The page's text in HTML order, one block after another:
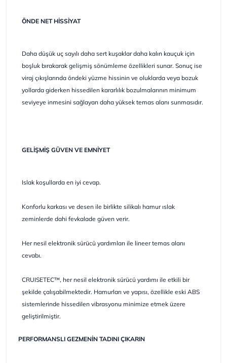
ÖNDE NET HİSSİYAT
Daha düşük uç sayılı daha sert kuşaklar daha kalın kauçuk için
boşluk bırakarak gelişmiş sönümleme özellikleri sunar. Sonuç ise
viraj çıkışlarında öndeki yüzme hissinin ve oluklarda veya bozuk
yollarda giderken hissedilen kararlılık bozulmalarının minimum
seviyeye inmesini sağlayan daha yüksek temas alanı sunmasıdır.
GELİŞMİŞ GÜVEN VE EMNİYET
Islak koşullarda en iyi cevap.
Konforlu karkası ve desen ile birlikte silikalı hamur ıslak
zeminlerde dahi fevkalade güven verir.
Her nesil elektronik sürücü yardımları ile lineer temas alanı
cevabı.
CRUISETEC™, her nesil elektronik sürücü yardımı ile etkili bir
şekilde çalışabilmektedir. Hamurları ve yapısı, özellikle eski ABS
sistemlerinde hissedilen vibrasyonu minimize etmek üzere
geliştirilmiştir.
PERFORMANSLI GEZMENİN TADINI ÇIKARIN